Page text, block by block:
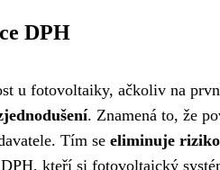
DPH
u fotovoltaiky, ačkoliv na
. Znamená to, že
Tím se eliminuje riziko
kteří si fotovoltaický